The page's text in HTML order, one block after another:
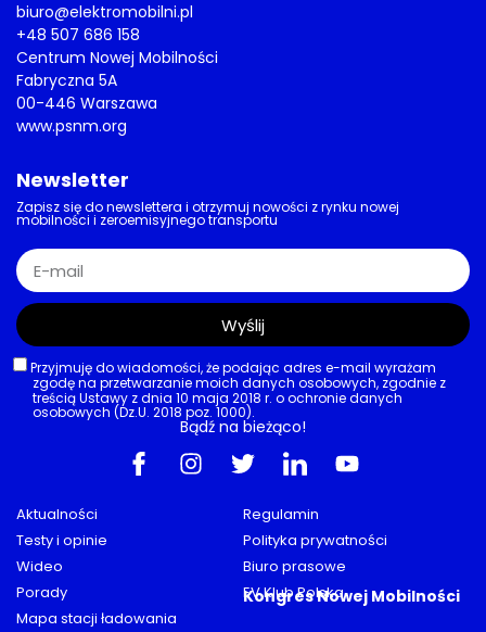
biuro@elektromobilni.pl
+48 507 686 158
Centrum Nowej Mobilności
Fabryczna 5A
00-446 Warszawa
www.psnm.org
Aktualności
Testy i opinie
Wideo
Porady
Mapa stacji ładowania
Regulamin
Polityka prywatności
Biuro prasowe
EV Klub Polska
Kongres Nowej Mobilności
Newsletter
Zapisz się do newslettera i otrzymuj nowości z rynku nowej
mobilności i zeroemisyjnego transportu
Przyjmuję do wiadomości, że podając adres e-mail wyrażam
zgodę na przetwarzanie moich danych osobowych, zgodnie z
treścią Ustawy z dnia 10 maja 2018 r. o ochronie danych
osobowych (Dz.U. 2018 poz. 1000).
Wyślij
Bądź na bieżąco!